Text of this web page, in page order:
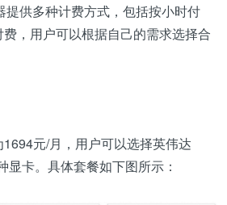
提供多种计费方式，包括按小时付
，用户可以根据自己的需求选择合
元/月，用户可以选择英伟达
卡。具体套餐如下图所示：